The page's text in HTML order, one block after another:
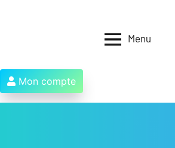
des
ostéopathes
et
Menu
Mon compte